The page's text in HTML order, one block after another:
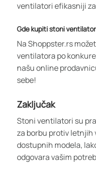
ventilatori efikasniji
Gde kupiti stoni
Na Shoppster.rs
ventilatora po
našu online
sebe!
Zaključak
Stoni ventilatori su
za borbu protiv letnjih
dostupnih modela,
odgovara vašim